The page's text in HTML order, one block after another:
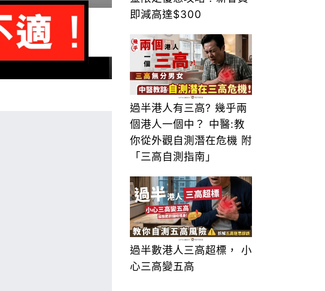
即減高達$300
過半港人有三高? 幾乎兩
個港人一個中？ 中醫:教
你從外觀自測潛在危機 附
「三高自測指南」
過半數港人三高超標， 小
心三高變五高